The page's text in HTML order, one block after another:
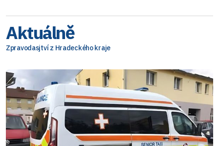
Aktuálně
Zpravodasjtví z Hradeckého kraje